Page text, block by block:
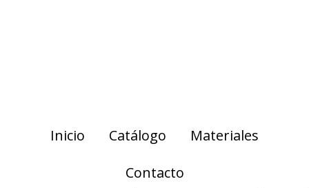
Inicio Catálogo
Materiales
Contacto